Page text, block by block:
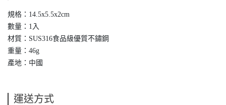
規格：14.5x5.5x2cm
數量：1入
材質：SUS316食品級優質不鏽鋼
重量：46g
產地：中國
運送方式